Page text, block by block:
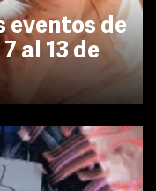
eventos de
al 13 de